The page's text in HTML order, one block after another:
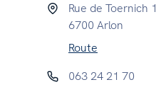
Rue de Toernich
6700 Arlon
Route
063 24 21 70